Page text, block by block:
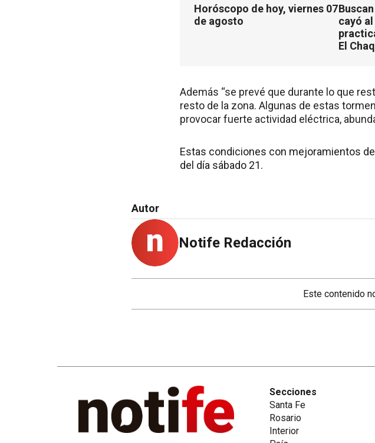
Horóscopo de hoy, viernes 07
de agosto
cayó
El
Además “se prevé que durante lo que
resto de la zona. Algunas de estas
provocar fuerte actividad eléctrica,
Estas condiciones con mejoramientos
del día sábado 21.
Autor
Notife Redacción
Este contenido
Secciones
Santa Fe
Rosario
Interior